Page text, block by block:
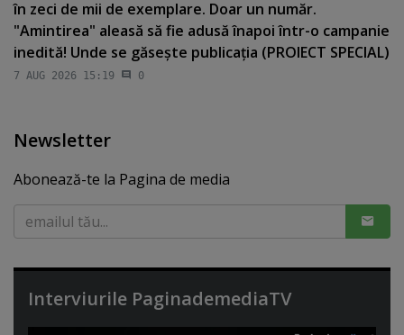
în zeci de mii de exemplare. Doar un număr.
"Amintirea" aleasă să fie adusă înapoi într-o campanie
inedită! Unde se găseşte publicaţia (PROIECT SPECIAL)
7 AUG 2026 15:19 0
Newsletter
Abonează-te la Pagina de media
Interviurile PaginademediaTV